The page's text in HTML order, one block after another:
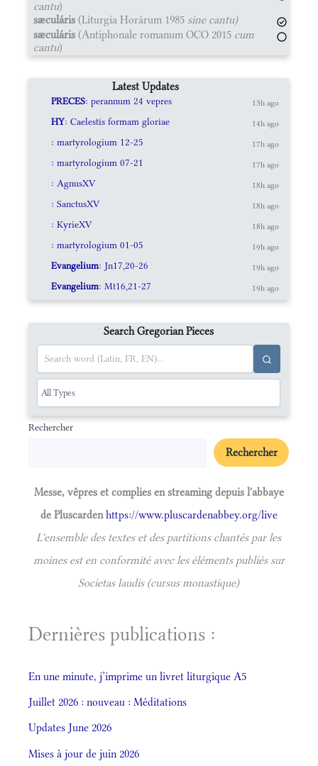
cantu)
sæculáris (Liturgia Horárum 1985 sine cantu)
sæculáris (Antiphonale romanum OCO 2015 cum
cantu)
Latest Updates
PRECES: perannum 24 vepres 13h ago
HY: Caelestis formam gloriae 14h ago
: martyrologium 12-25 17h ago
: martyrologium 07-21 17h ago
: AgnusXV 18h ago
: SanctusXV 18h ago
: KyrieXV 18h ago
: martyrologium 01-05 19h ago
Evangelium: Jn17,20-26 19h ago
Evangelium: Mt16,21-27 19h ago
Search Gregorian Pieces
Rechercher
Rechercher
Messe, vêpres et complies en streaming depuis l'abbaye
de Pluscardenhttps://www.pluscardenabbey.org/live
L'ensemble des textes et des partitions chantés par les
moines est en conformité avec les éléments publiés sur
Societas laudis (cursus monastique)
Dernières publications :
En une minute, j’imprime un livret liturgique A5
Juillet 2026 : nouveau : Méditations
Updates June 2026
Mises à jour de juin 2026